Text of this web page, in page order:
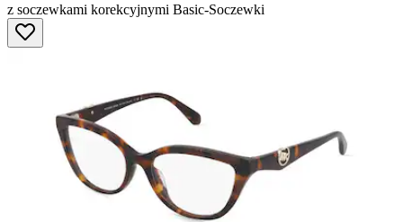
z soczewkami korekcyjnymi Basic-Soczewki